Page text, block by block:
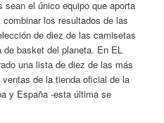
sean el único equipo que aporta
los resultados de las
de diez de las camisetas
basket del planeta. En EL
una lista de diez de las más
de la tienda oficial de la
y España -esta última se